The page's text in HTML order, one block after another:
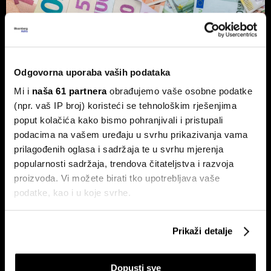
Odgovorna uporaba vaših podataka
Mi i naša 61 partneraobrađujemo vaše osobne podatke
(npr. vaš IP broj) koristeći se tehnološkim rješenjima
poput kolačića kako bismo pohranjivali i pristupali
podacima na vašem uređaju u svrhu prikazivanja vama
prilagođenih oglasa i sadržaja te u svrhu mjerenja
popularnosti sadržaja, trendova čitateljstva i razvoja
proizvoda. Vi možete birati tko upotrebljava vaše
podatke, kao i u koje svrhe.
Prikupljati podatke o vašoj geografskoj lokaciji,
koji mogu biti precizni do radijusa od nekoliko metara
Prepoznati vaš uređaj tako što ćemo aktivno
Prikaži detalje
Dopusti sve
Vlasnik Magazinske kleti izdaje
obveznice - centraliziranom
kuhinjom do trostrukog rasta marže
obveznice vrijedne 1,5 milijuna eura, više od milijun eura
ulažu u sustav centralizirane pripreme hrane.
Evo kako BOX NOW želi
oblikovati budućnost logistike u